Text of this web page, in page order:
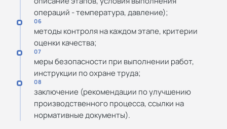
операций - температура, давление);
06
методы контроля на каждом этапе, критерии
оценки качества;
07
меры безопасности при выполнении работ,
инструкции по охране труда;
08
заключение (рекомендации по улучшению
производственного процесса, ссылки на
нормативные документы).